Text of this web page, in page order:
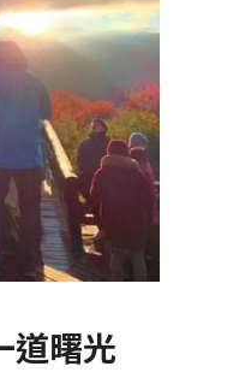
道曙光